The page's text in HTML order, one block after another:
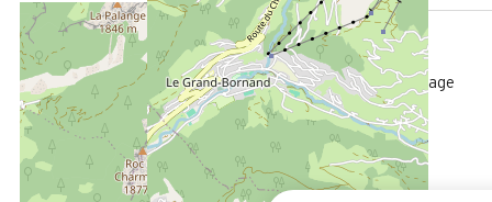
ENTFERNT :
600 m
Die Touristen-Information in Le Grand-Bornand Village
200 m
vom Freizeitpark aus
50 m
Des Stoppens Schiffchen im Sommer